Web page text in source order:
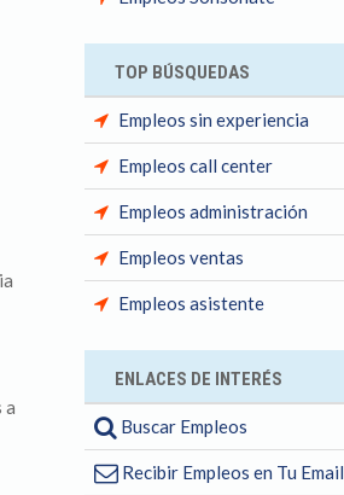
a
TOP BÚSQUEDAS
Empleos sin experiencia
Empleos call center
Empleos administración
Empleos ventas
Empleos asistente
ENLACES DE INTERÉS
Buscar Empleos
Recibir Empleos en Tu Email